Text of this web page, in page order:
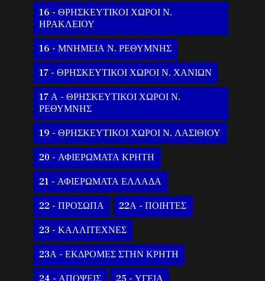
16 - ΘΡΗΣΚΕΥΤΙΚΟΙ ΧΩΡΟΙ Ν.
ΗΡΑΚΛΕΙΟΥ
16 - ΜΝΗΜΕΙΑ Ν. ΡΕΘΥΜΝΗΣ
17 - ΘΡΗΣΚΕΥΤΙΚΟΙ ΧΩΡΟΙ Ν. ΧΑΝΙΩΝ
17 Α - ΘΡΗΣΚΕΥΤΙΚΟΙ ΧΩΡΟΙ Ν.
ΡΕΘΥΜΝΗΣ
19 - ΘΡΗΣΚΕΥΤΙΚΟΙ ΧΩΡΟΙ Ν. ΛΑΣΙΘΙΟΥ
20 - ΑΦΙΕΡΩΜΑΤΑ ΚΡΗΤΗ
21 - ΑΦΙΕΡΩΜΑΤΑ ΕΛΛΑΔΑ
22 - ΠΡΟΣΩΠΑ 22Α - ΠΟΙΗΤΕΣ
23 - ΚΑΛΛΙΤΕΧΝΕΣ
23Α - ΕΚΔΡΟΜΕΣ ΣΤΗΝ ΚΡΗΤΗ